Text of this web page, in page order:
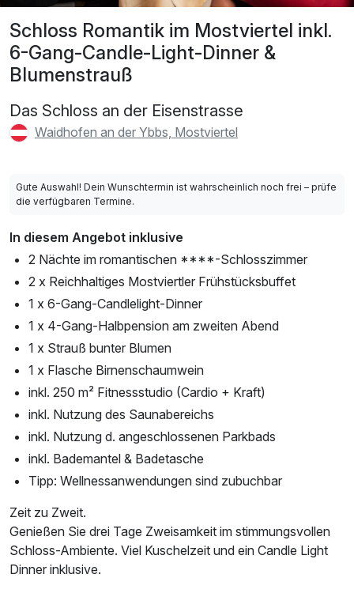
Schloss Romantik im Mostviertel inkl.
6-Gang-Candle-Light-Dinner &
Blumenstrauß
Das Schloss an der Eisenstrasse
Waidhofen an der Ybbs, Mostviertel
Gute Auswahl! Dein Wunschtermin ist wahrscheinlich noch frei – prüfe
die verfügbaren Termine.
In diesem Angebot inklusive
2 Nächte im romantischen ****-Schlosszimmer
2 x Reichhaltiges Mostviertler Frühstücksbuffet
1 x 6-Gang-Candlelight-Dinner
1 x 4-Gang-Halbpension am zweiten Abend
1 x Strauß bunter Blumen
1 x Flasche Birnenschaumwein
inkl. 250 m² Fitnessstudio (Cardio + Kraft)
inkl. Nutzung des Saunabereichs
inkl. Nutzung d. angeschlossenen Parkbads
inkl. Bademantel & Badetasche
Tipp: Wellnessanwendungen sind zubuchbar
Zeit zu Zweit.
Genießen Sie drei Tage Zweisamkeit im stimmungsvollen
Schloss-Ambiente. Viel Kuschelzeit und ein Candle Light
Dinner inklusive.